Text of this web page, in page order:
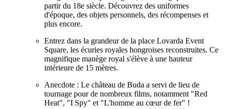
partir du 18e siècle. Découvrez des uniformes
d'époque, des objets personnels, des récompenses et
plus encore.
Entrez dans la grandeur de la place Lovarda Event
Square, les écuries royales hongroises reconstruites. Ce
magnifique manège royal s'élève à une hauteur
intérieure de 15 mètres.
Anecdote : Le château de Buda a servi de lieu de
tournage pour de nombreux films, notamment "Red
Heat", "I Spy" et "L'homme au cœur de fer" !